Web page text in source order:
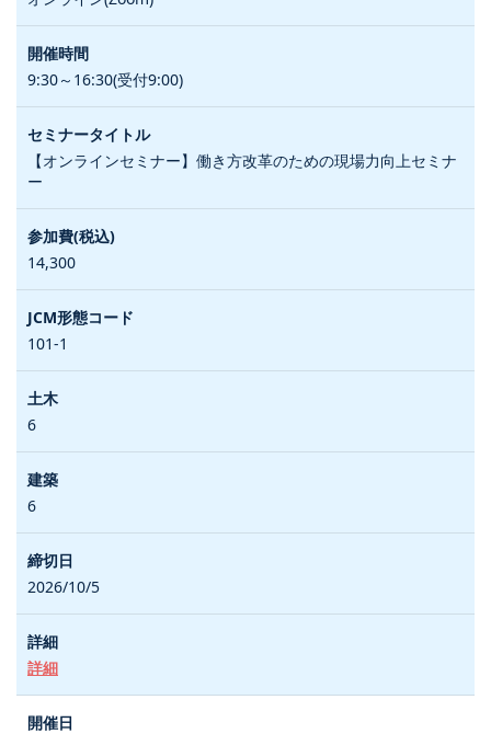
9:30～16:30(受付9:00)
【オンラインセミナー】働き方改革のための現場力向上セミナ
ー
14,300
101-1
6
6
2026/10/5
詳細